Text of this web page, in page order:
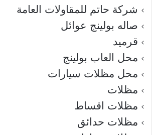
شركة حاتم للمقاولات العامة
صاله بولينج عوائل
قرميد
محل العاب بولينج
محل مظلات سيارات
مظلات
مظلات اقساط
مظلات حدائق